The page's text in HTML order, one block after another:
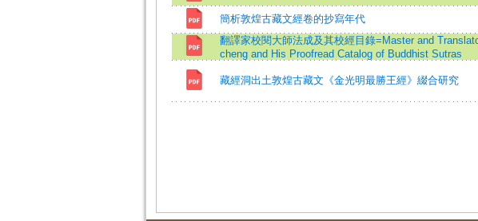
簡析敦煌古藏文經卷的抄寫年代
翻譯家校閱大師法成及其校經目錄=Master and
cheng and His Proofread Catalog of Buddhist Sutras
藏經洞出土敦煌古藏文《金光明最勝王經》綴合研究